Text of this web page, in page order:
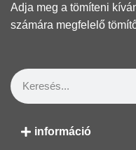
Adja meg a tömíteni
számára megfelelő
információ